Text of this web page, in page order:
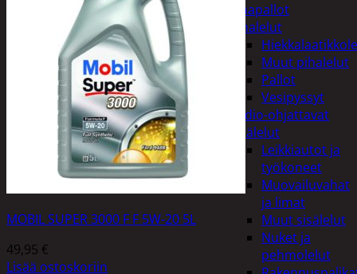
Ilmapallot
Pihalelut
Muut pihalelut
Pallot
Vesipyssyt
Radio-ohjattavat
Sisälelut
Leikkiautot ja
työkoneet
Muovailuvahat
ja limat
Muut sisälelut
Nuket ja
pehmolelut
MOBIL SUPER 3000 F F 5W-20 5L
49,95 €
Lisää ostoskoriin